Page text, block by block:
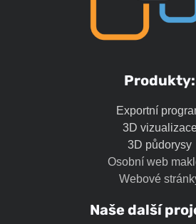
Produkty:
Exportní
3D
3D půdorysy
Osobní web
Webové
Naše další